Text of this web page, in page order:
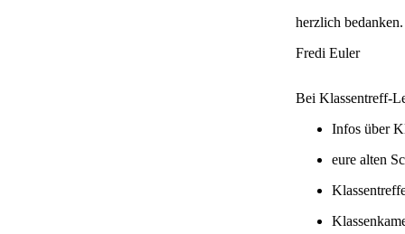
herzlich bedanken.
Fredi Euler
Bei Klassentreff-
Infos über
eure alten